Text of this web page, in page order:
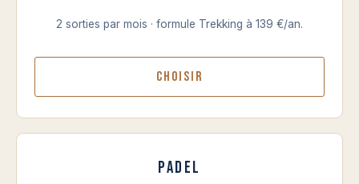
2 sorties par mois · formule Trekking à 139 €/an.
Choisir
Padel